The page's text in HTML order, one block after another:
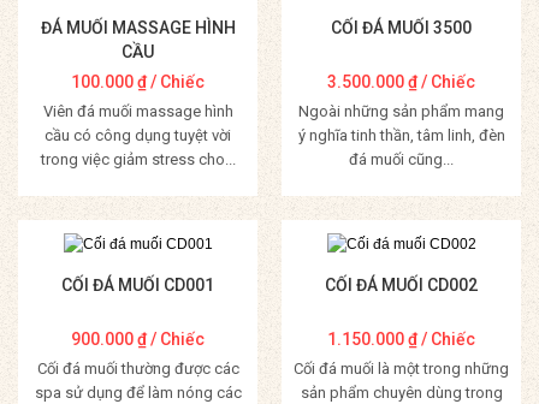
ĐÁ MUỐI MASSAGE HÌNH
CẦU
100.000₫/ Chiếc
Viên đá muối massage hình
cầu có công dụng tuyệt vời
trong việc giảm stress cho...
Mua Hàng
CỐI ĐÁ MUỐI 3500
3.500.000₫/ Chiếc
Ngoài những sản phẩm mang
ý nghĩa tinh thần, tâm linh, đèn
đá muối cũng...
Mua Hàng
CỐI ĐÁ MUỐI CD001
900.000₫/ Chiếc
Cối đá muối thường được các
spa sử dụng để làm nóng các
CỐI ĐÁ MUỐI CD002
1.150.000₫/ Chiếc
Cối đá muối là một trong những
sản phẩm chuyên dùng trong